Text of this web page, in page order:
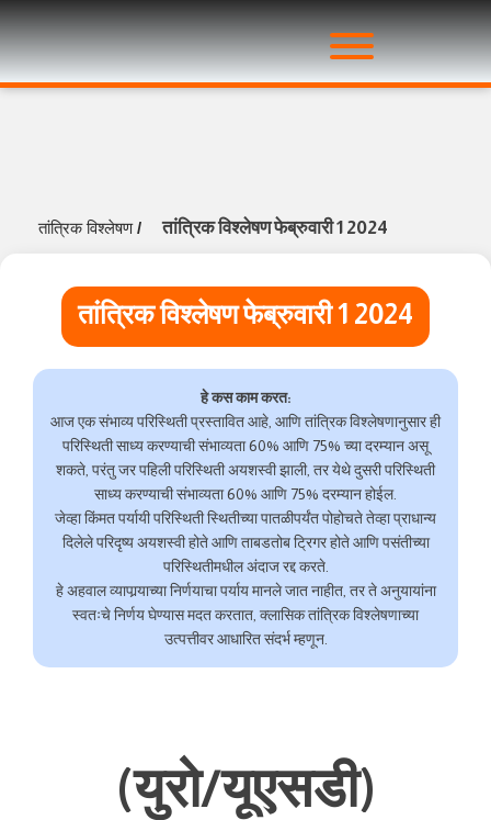
तांत्रिक विश्लेषण/ तांत्रिक विश्लेषण फेब्रुवारी 1 2024
तांत्रिक विश्लेषण फेब्रुवारी 1 2024
हे कस काम करत:
आज एक संभाव्य परिस्थिती प्रस्तावित आहे, आणि तांत्रिक विश्लेषणानुसार ही
परिस्थिती साध्य करण्याची संभाव्यता 60% आणि 75% च्या दरम्यान असू
शकते, परंतु जर पहिली परिस्थिती अयशस्वी झाली, तर येथे दुसरी परिस्थिती
साध्य करण्याची संभाव्यता 60% आणि 75% दरम्यान होईल.
जेव्हा किंमत पर्यायी परिस्थिती स्थितीच्या पातळीपर्यंत पोहोचते तेव्हा प्राधान्य
दिलेले परिदृष्य अयशस्वी होते आणि ताबडतोब ट्रिगर होते आणि पसंतीच्या
परिस्थितीमधील अंदाज रद्द करते.
हे अहवाल व्यापार्‍याच्या निर्णयाचा पर्याय मानले जात नाहीत, तर ते अनुयायांना
स्वतःचे निर्णय घेण्यास मदत करतात, क्लासिक तांत्रिक विश्लेषणाच्या
उत्पत्तीवर आधारित संदर्भ म्हणून.
(युरो/यूएसडी)